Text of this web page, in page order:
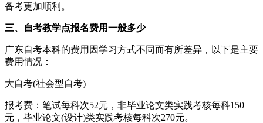
备考更加顺利。
三、自考教学点报名费用一般多少
广东自考本科的费用因学习方式不同而有所差异，以下是主要
费用情况：
大自考(社会型自考)
报考费：笔试每科次52元，非毕业论文类实践考核每科150
元，毕业论文(设计)类实践考核每科次270元。